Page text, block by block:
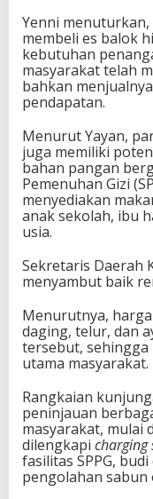
Yenni
membeli es balok
kebutuhan
masyarakat telah
bahkan
pendapatan.
Menurut Yayan,
juga memiliki
bahan pangan
Pemenuhan Gizi
menyediakan
anak sekolah, ibu
usia.
Sekretaris Daerah
menyambut baik
Menurutnya,
daging, telur, dan
tersebut,
utama masyarakat.
Rangkaian
peninjauan
masyarakat, mulai
dilengkapi charging
fasilitas SPPG,
pengolahan